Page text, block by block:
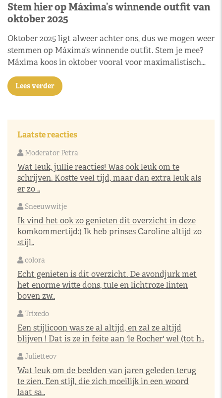
Stem hier op Máxima’s winnende outfit van
oktober 2025
Oktober 2025 ligt alweer achter ons, dus we mogen weer
stemmen op Máxima’s winnende outfit. Stem je mee?
Máxima koos in oktober vooral voor maximalistisch…
Lees verder
Laatste reacties
Moderator Petra
Wat leuk, jullie reacties! Was ook leuk om te
schrijven. Kostte veel tijd, maar dan extra leuk als
er zo ..
Sneeuwwitje
Ik vind het ook zo genieten dit overzicht in deze
komkommertijd:) Ik heb prinses Caroline altijd zo
stijl..
colora
Echt genieten is dit overzicht. De avondjurk met
het enorme witte dons, tule en lichtroze linten
boven zw..
Trixedo
Een stijlicoon was ze al altijd, en zal ze altijd
blijven ! Dat is ze in feite aan 'le Rocher' wel (tot h..
Juliette07
Wat leuk om de beelden van jaren geleden terug
te zien. Een stijl, die zich moeilijk in een woord
laat sa..